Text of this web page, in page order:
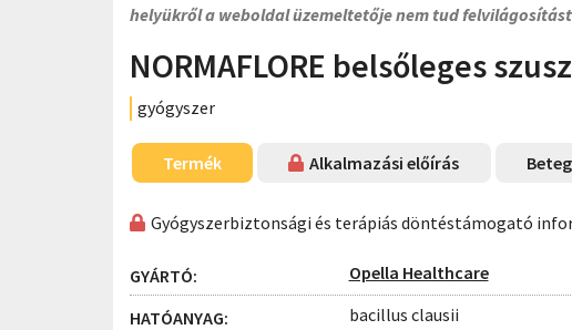
helyükről a weboldal üzemeltetője nem tud
NORMAFLORE belsőleges
gyógyszer
Termék Alkalmazási előírás
Gyógyszerbiztonsági és terápiás döntéstámogató
GYÁRTÓ: Opella Healthcare
HATÓANYAG: bacillus clausii